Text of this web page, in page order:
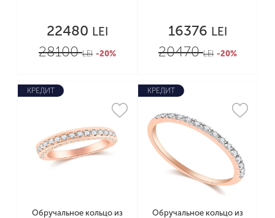
22480 LEI
28100LEI -20%
16376 LEI
20470LEI -20%
КРЕДИТ
Обручальное кольцо из
КРЕДИТ
Обручальное кольцо из